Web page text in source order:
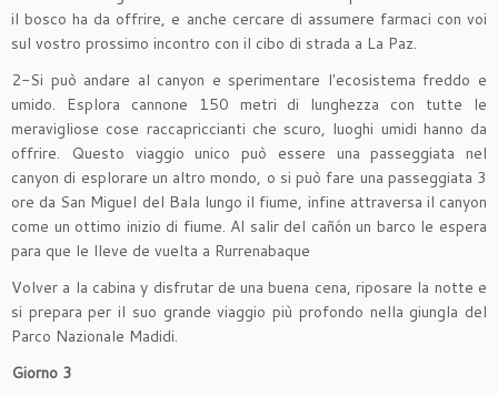
il bosco ha da offrire, e anche cercare di assumere farmaci con voi
sul vostro prossimo incontro con il cibo di strada a La Paz.
2-Si può andare al canyon e sperimentare l'ecosistema freddo e
umido. Esplora cannone 150 metri di lunghezza con tutte le
meravigliose cose raccapriccianti che scuro, luoghi umidi hanno da
offrire. Questo viaggio unico può essere una passeggiata nel
canyon di esplorare un altro mondo, o si può fare una passeggiata 3
ore da San Miguel del Bala lungo il fiume, infine attraversa il canyon
come un ottimo inizio di fiume. Al salir del cañón un barco le espera
para que le lleve de vuelta a Rurrenabaque
Volver a la cabina y disfrutar de una buena cena, riposare la notte e
si prepara per il suo grande viaggio più profondo nella giungla del
Parco Nazionale Madidi.
Giorno 3